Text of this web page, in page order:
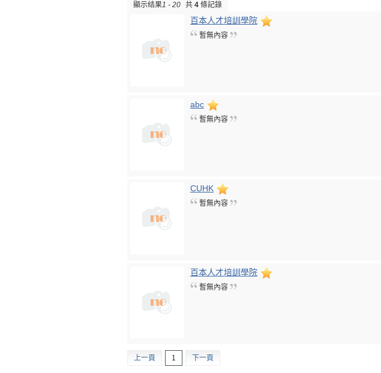
顯示结果1 - 20 共 4 條記錄
百本人才培訓學院
暫無內容
abc
暫無內容
CUHK
暫無內容
百本人才培訓學院
暫無內容
上一頁 1 下一頁